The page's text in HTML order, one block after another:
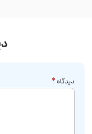
دیدگاه*